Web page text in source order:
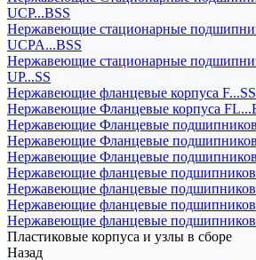
UCP...BSS
Нержавеющие стационарные
UCPA...BSS
Нержавеющие стационарные
UP...SS
Нержавеющие фланцевые корпуса F...SS
Нержавеющие Фланцевые корпуса
Нержавеющие Фланцевые
Нержавеющие Фланцевые
Нержавеющие Фланцевые
Нержавеющие фланцевые
Нержавеющие фланцевые
Нержавеющие фланцевые
Нержавеющие фланцевые
Пластиковые корпуса и узлы в сборе
Назад